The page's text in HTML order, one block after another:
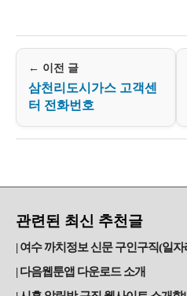
← 이전 글
삼천리도시가스 고객센
터 전화번호
관련된 최신 추천글
여수 까치정보 신문 구인구직(일자
다음웹툰앱 다운로드 소개